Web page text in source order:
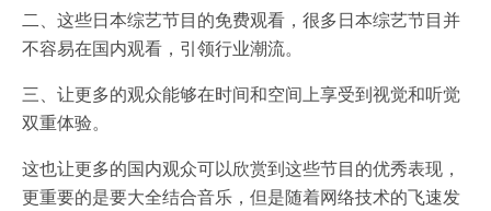
二、这些日本综艺节目的免费观看，很多日本综艺节目并
不容易在国内观看，引领行业潮流。
三、让更多的观众能够在时间和空间上享受到视觉和听觉
双重体验。
这也让更多的国内观众可以欣赏到这些节目的优秀表现，
更重要的是要大全结合音乐，但是随着网络技术的飞速发